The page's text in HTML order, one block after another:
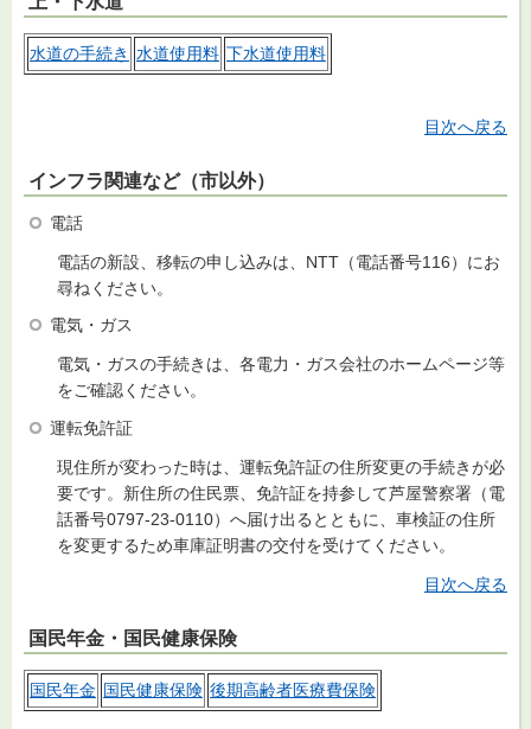
水道の手続き 水道使用料 下水道使用料
目次へ戻る
インフラ関連など（市以外）
電話
電話の新設、移転の申し込みは、NTT（電話番号116）にお
尋ねください。
電気・ガス
電気・ガスの手続きは、各電力・ガス会社のホームページ等
をご確認ください。
運転免許証
現住所が変わった時は、運転免許証の住所変更の手続きが必
要です。新住所の住民票、免許証を持参して芦屋警察署（電
話番号0797-23-0110）へ届け出るとともに、車検証の住所
を変更するため車庫証明書の交付を受けてください。
目次へ戻る
国民年金・国民健康保険
国民年金 国民健康保険 後期高齢者医療費保険